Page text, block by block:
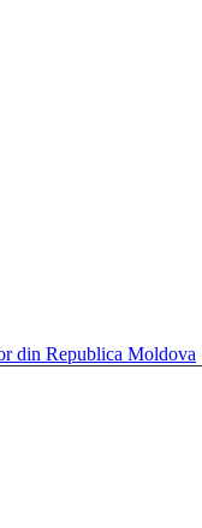
din Republica Moldova